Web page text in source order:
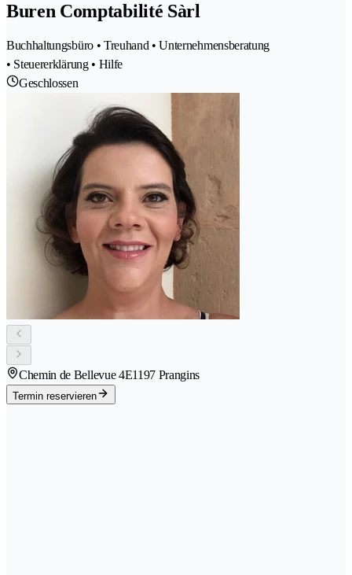
Buren Comptabilité Sàrl
Buchhaltungsbüro • Treuhand • Unternehmensberatung
• Steuererklärung • Hilfe
Geschlossen
Chemin de Bellevue 4E1197 Prangins
Termin reservieren